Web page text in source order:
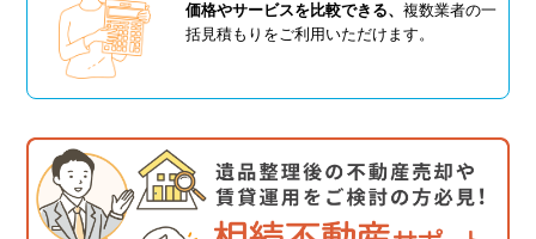
価格やサービスを比較できる、複数業者の一
括見積もりをご利用いただけます。